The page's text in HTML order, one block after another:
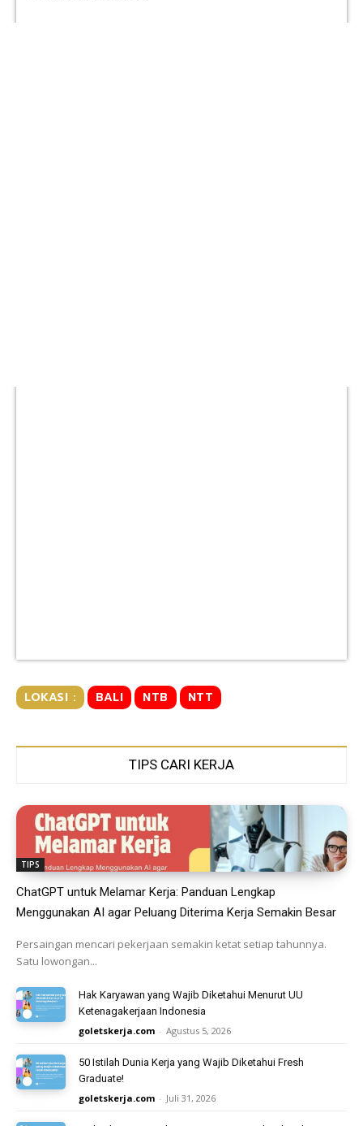
LOKASI : BALI NTB NTT
TIPS CARI KERJA
TIPS
ChatGPT untuk Melamar Kerja: Panduan Lengkap
Menggunakan AI agar Peluang Diterima Kerja Semakin Besar
Persaingan mencari pekerjaan semakin ketat setiap tahunnya.
Satu lowongan...
Hak Karyawan yang Wajib Diketahui Menurut UU
Ketenagakerjaan Indonesia
goletskerja.com - Agustus 5, 2026
50 Istilah Dunia Kerja yang Wajib Diketahui Fresh
Graduate!
goletskerja.com - Juli 31, 2026